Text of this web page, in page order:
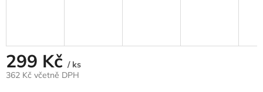
299 Kč / ks
362 Kč včetně DPH